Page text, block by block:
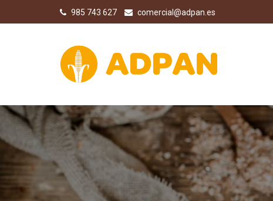
985 743 627 comercial@adpan.es